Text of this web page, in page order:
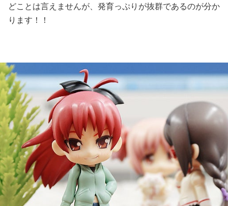
どことは言えませんが、発育っぷりが抜群であるのが分か
ります！！